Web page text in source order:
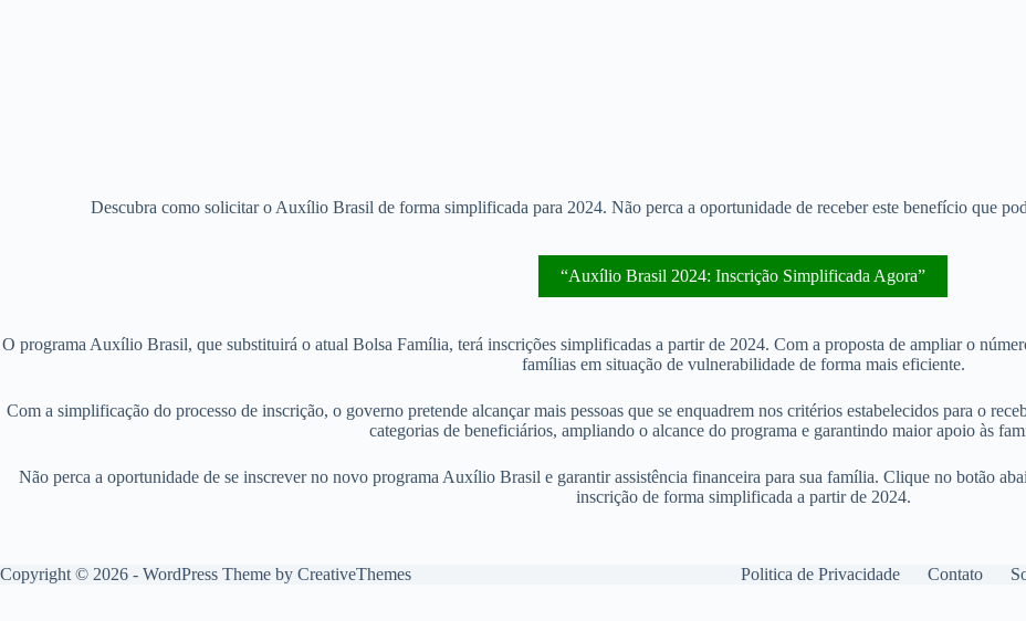
Descubra como solicitar o Auxílio Brasil de forma simplificada para 2024. Não perca a oportunidade de receber este benefício que
“Auxílio Brasil 2024: Inscrição Simplificada Agora”
O programa Auxílio Brasil, que substituirá o atual Bolsa Família, terá inscrições simplificadas a partir de 2024. Com a proposta de ampliar o
famílias em situação de vulnerabilidade de forma mais eficiente.
Com a simplificação do processo de inscrição, o governo pretende alcançar mais pessoas que se enquadrem nos critérios estabelecidos para o
categorias de beneficiários, ampliando o alcance do programa e garantindo maior apoio às
Não perca a oportunidade de se inscrever no novo programa Auxílio Brasil e garantir assistência financeira para sua família. Clique no botão
inscrição de forma simplificada a partir de 2024.
Copyright © 2026 - WordPress Theme by CreativeThemes Politica de Privacidade Contato